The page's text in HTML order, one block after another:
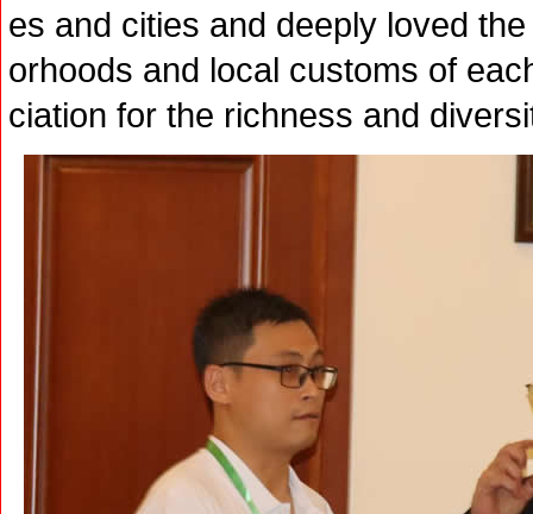
es and cities and deeply loved
orhoods and local customs of
ciation for the richness and